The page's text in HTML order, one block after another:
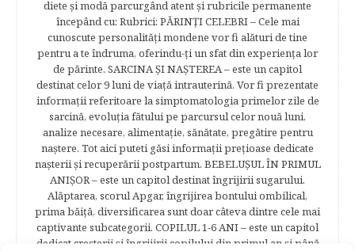
diete şi modă parcurgând atent şi rubricile permanente
începând cu: Rubrici: PĂRINŢI CELEBRI – Cele mai
cunoscute personalităţi mondene vor fi alături de tine
pentru a te îndruma, oferindu-ţi un sfat din experienţa lor
de părinte. SARCINA ŞI NAŞTEREA – este un capitol
destinat celor 9 luni de viaţă intrauterină. Vor fi prezentate
informaţii referitoare la simptomatologia primelor zile de
sarcină, evoluţia fătului pe parcursul celor nouă luni,
analize necesare, alimentaţie, sănătate, pregătire pentru
naştere. Tot aici puteti găsi informaţii preţioase dedicate
naşterii şi recuperării postpartum. BEBELUŞUL ÎN PRIMUL
ANIŞOR – este un capitol destinat îngrijirii sugarului.
Alăptarea, scorul Apgar, îngrijirea bontului ombilical,
prima băiţă, diversificarea sunt doar câteva dintre cele mai
captivante subcategorii. COPILUL 1-6 ANI – este un capitol
dedicat creşterii şi îngrijirii copilului din primul an şi până